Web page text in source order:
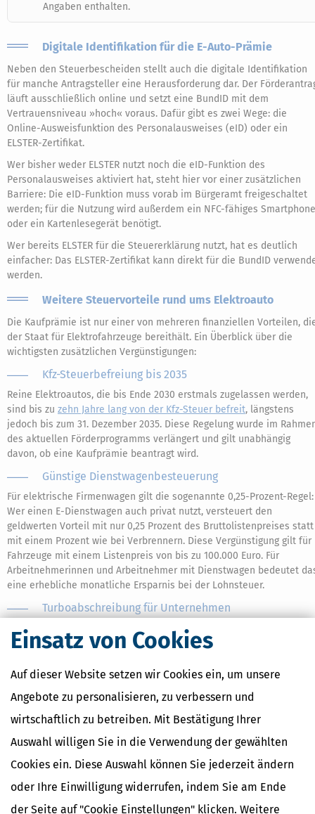
Einsatz von Cookies
Auf dieser Website setzen wir Cookies ein, um unsere
Angebote zu personalisieren, zu verbessern und
wirtschaftlich zu betreiben. Mit Bestätigung Ihrer
Auswahl willigen Sie in die Verwendung der gewählten
Cookies ein. Diese Auswahl können Sie jederzeit ändern
oder Ihre Einwilligung widerrufen, indem Sie am Ende
der Seite auf "Cookie Einstellungen" klicken. Weitere
Angaben enthalten.
Digitale Identifikation für die E-Auto-Prämie
Neben den Steuerbescheiden stellt auch die digitale Identifikation
für manche Antragsteller eine Herausforderung dar. Der
läuft ausschließlich online und setzt eine BundID mit dem
Vertrauensniveau »hoch« voraus. Dafür gibt es zwei Wege: die
Online-Ausweisfunktion des Personalausweises (eID) oder ein
ELSTER-Zertifikat.
Wer bisher weder ELSTER nutzt noch die eID-Funktion des
Personalausweises aktiviert hat, steht hier vor einer zusätzlichen
Barriere: Die eID-Funktion muss vorab im Bürgeramt freigeschaltet
werden; für die Nutzung wird außerdem ein NFC-fähiges Smartphone
oder ein Kartenlesegerät benötigt.
Wer bereits ELSTER für die Steuererklärung nutzt, hat es deutlich
einfacher: Das ELSTER-Zertifikat kann direkt für die BundID
werden.
Weitere Steuervorteile rund ums Elektroauto
Die Kaufprämie ist nur einer von mehreren finanziellen Vorteilen,
der Staat für Elektrofahrzeuge bereithält. Ein Überblick über die
wichtigsten zusätzlichen Vergünstigungen:
Kfz-Steuerbefreiung bis 2035
Reine Elektroautos, die bis Ende 2030 erstmals zugelassen werden,
sind bis zu zehn Jahre lang von der Kfz-Steuer befreit, längstens
jedoch bis zum 31. Dezember 2035. Diese Regelung wurde im
des aktuellen Förderprogramms verlängert und gilt unabhängig
davon, ob eine Kaufprämie beantragt wird.
Günstige Dienstwagenbesteuerung
Für elektrische Firmenwagen gilt die sogenannte 0,25-Prozent-Regel:
Wer einen E-Dienstwagen auch privat nutzt, versteuert den
geldwerten Vorteil mit nur 0,25 Prozent des Bruttolistenpreises statt
mit einem Prozent wie bei Verbrennern. Diese Vergünstigung gilt für
Fahrzeuge mit einem Listenpreis von bis zu 100.000 Euro. Für
Arbeitnehmerinnen und Arbeitnehmer mit Dienstwagen bedeutet
eine erhebliche monatliche Ersparnis bei der Lohnsteuer.
Turboabschreibung für Unternehmen
Betriebe, die zwischen dem 1. Juli 2025 und dem 31. Dezember 2027
reine E-Fahrzeuge investieren, können die sogenannte
lassen sich damit bis zu 75 Prozent der Anschaffungskosten
(2. Jahr), 5 Prozent (3. und 4. Jahr), 3 Prozent (5. Jahr) und 2 Prozent (6.
Jahr). Diese beschleunigteAbschreibungist eine Alternative zur
mit der 40-prozentigenSonderabschreibungnach § 7g Abs. 5 EStG
kombiniert werden.
THG-Quote: Jährliche Prämie für E-Auto-Besitzer
Unabhängig von der Kaufprämie können Halterinnen und Halter